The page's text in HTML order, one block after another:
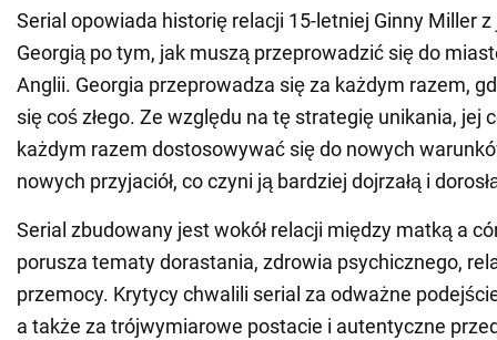
Serial opowiada historię relacji 15-letniej Ginny Miller
Georgią po tym, jak muszą przeprowadzić się do
Anglii. Georgia przeprowadza się za każdym razem,
się coś złego. Ze względu na tę strategię unikania, jej
każdym razem dostosowywać się do nowych
nowych przyjaciół, co czyni ją bardziej dojrzałą i
Serial zbudowany jest wokół relacji między matką a
porusza tematy dorastania, zdrowia psychicznego,
przemocy. Krytycy chwalili serial za odważne
a także za trójwymiarowe postacie i autentyczne